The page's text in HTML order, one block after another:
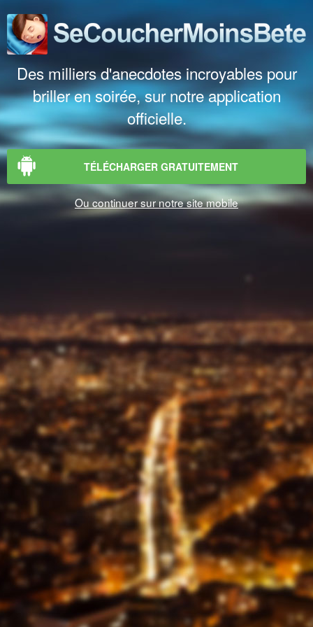
Des milliers d'anecdotes incroyables pour
briller en soirée, sur notre application
officielle.
TÉLÉCHARGER GRATUITEMENT
Ou continuer sur notre site mobile